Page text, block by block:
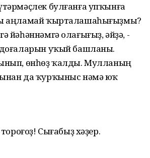
булғанға упҡынға
аңламай ҡырталашаһығыҙмы?
йәһәннәмгә олағығыҙ, әйҙә, -
доғаларын уҡый башланы.
өнһөҙ ҡалды. Мулланың
да ҡурҡыныс нәмә юҡ
Сығабыҙ хәҙер.